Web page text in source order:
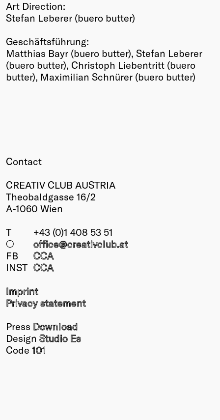
Art Direction:
Stefan Leberer (buero butter)
Geschäftsführung:
Matthias Bayr (buero butter), Stefan Leberer
(buero butter), Christoph Liebentritt (buero
butter), Maximilian Schnürer (buero butter)
Contact
CREATIV CLUB AUSTRIA
Theobaldgasse 16/2
A-1060 Wien
T
+43 (0)1 408 53 51
○
office@creativclub.at
FB
CCA
INST CCA
Imprint
Privacy statement
Press Download
Design Studio Es
Code 101